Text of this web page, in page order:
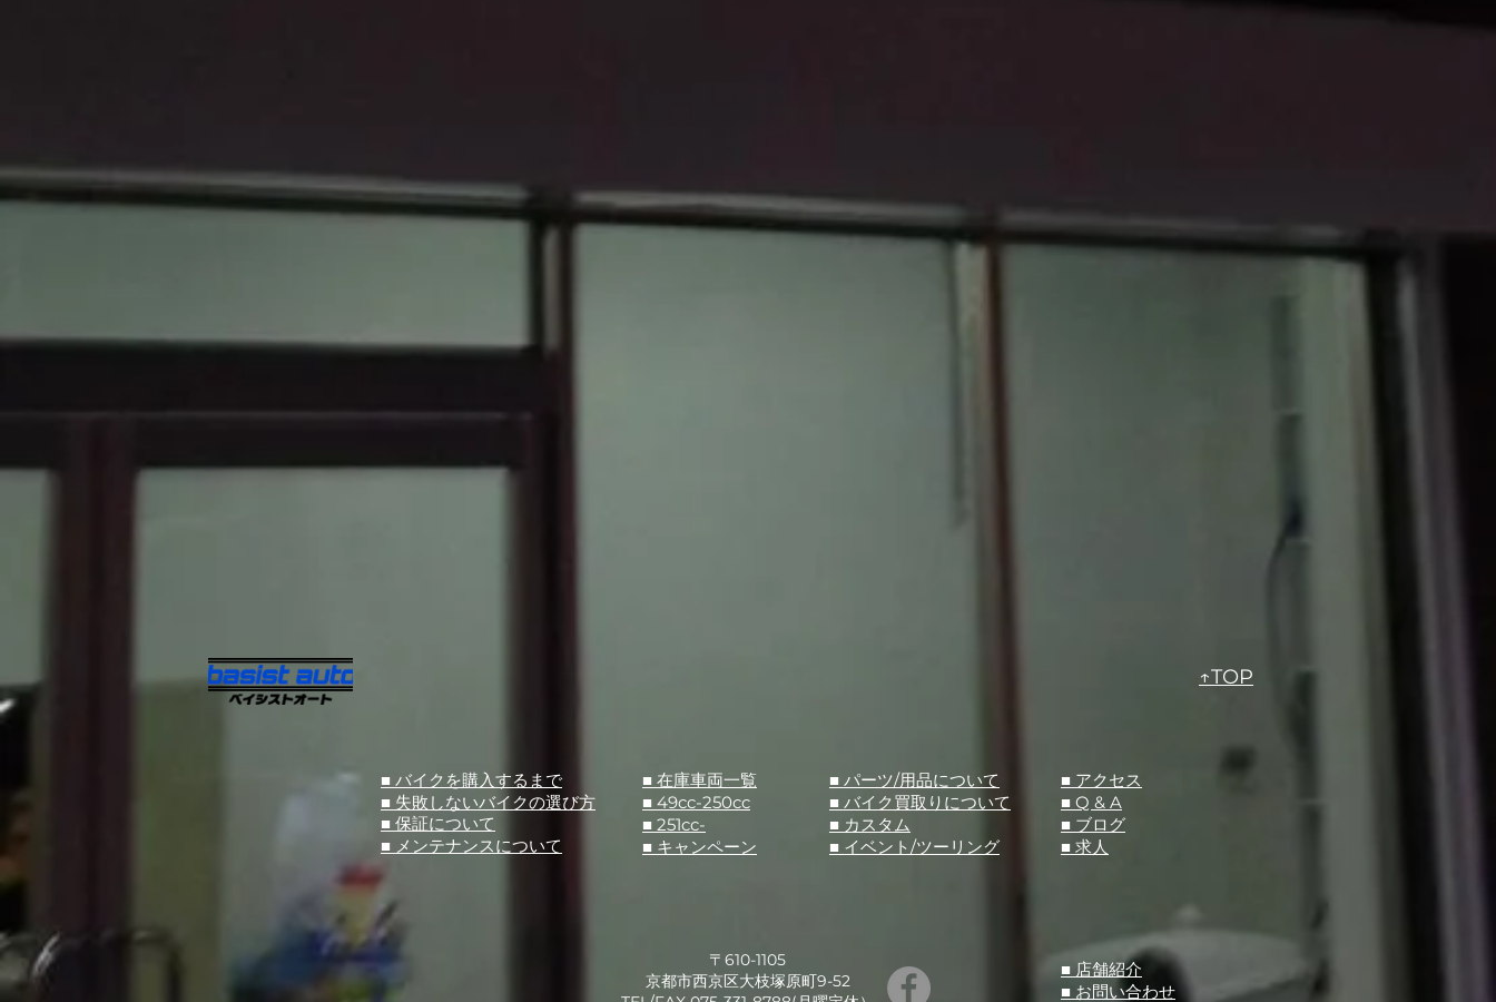
■ バイクを購入するまで
■ 失敗しないバイクの選び方
■ 保証について
■ メンテナンスについて
■ 在庫車両一覧
■ 49cc-250cc
■ 251cc-
■ キャンペーン
■ パーツ/用品について
​■ バイク買取りについて
​■ カスタム
​■ イベント/ツーリング
〒610-1105
京都市西京区大枝塚原町9-52
↑TOP
​■ アクセス
■ Q & A
​■ ブログ
​■ 求人
​■ 店舗紹介
■ お問い合わせ